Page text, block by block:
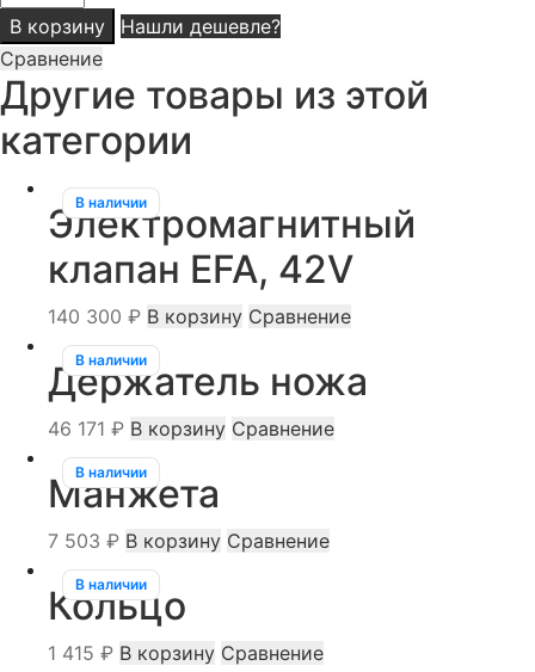
товара
Выключатель
В корзину
Нашли дешевле?
Сравнение
Другие товары из этой
категории
В наличии
Электромагнитный
клапан EFA, 42V
140 300 ₽ В корзину Сравнение
В наличии
Держатель ножа
46 171 ₽ В корзину Сравнение
В наличии
Манжета
7 503 ₽ В корзину Сравнение
В наличии
Кольцо
1 415 ₽ В корзину Сравнение